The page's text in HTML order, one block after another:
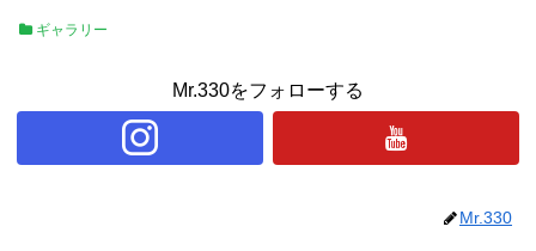
ギャラリー
Mr.330をフォローする
Mr.330